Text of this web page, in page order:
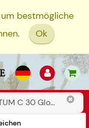
bestmögliche
Ok